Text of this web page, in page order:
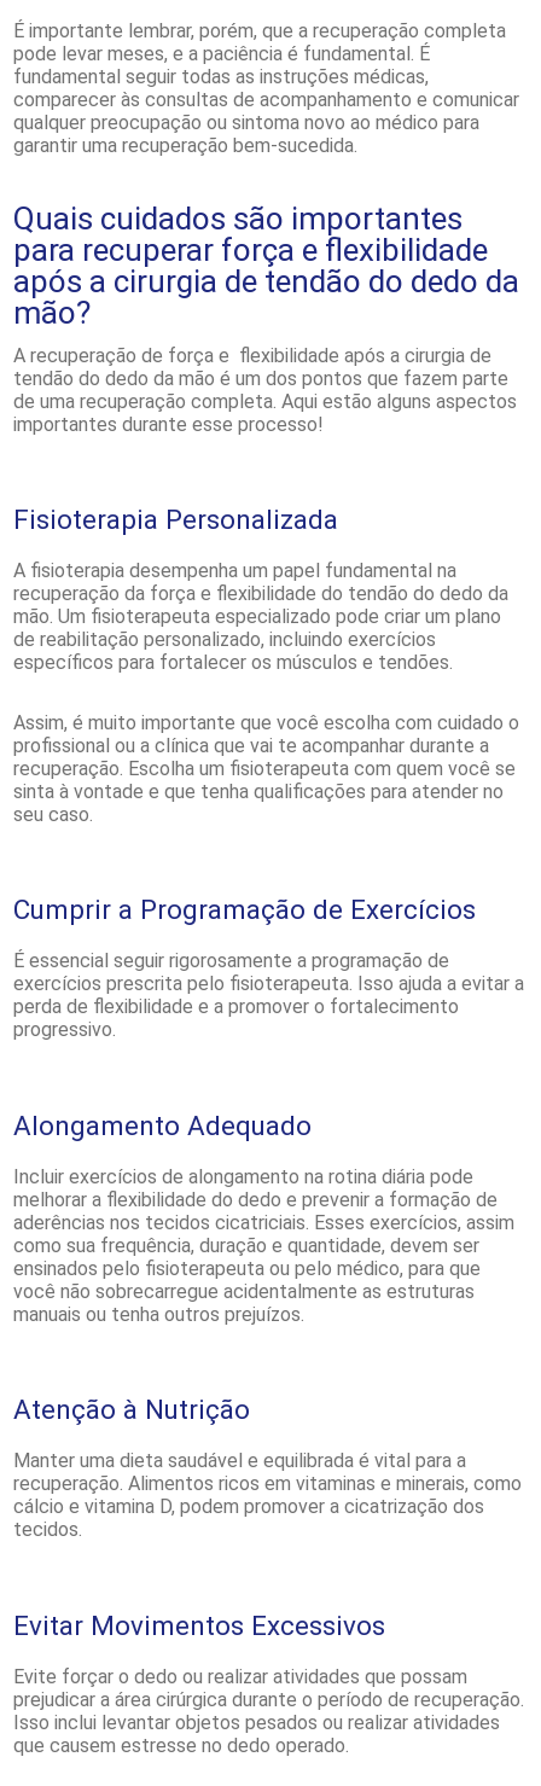
É importante lembrar, porém, que a recuperação completa
pode levar meses, e a paciência é fundamental. É
fundamental seguir todas as instruções médicas,
comparecer às consultas de acompanhamento e comunicar
qualquer preocupação ou sintoma novo ao médico para
garantir uma recuperação bem-sucedida.
Quais cuidados são importantes
para recuperar força e flexibilidade
após a cirurgia de tendão do dedo da
mão?
A recuperação de força e flexibilidade após a cirurgia de
tendão do dedo da mão é um dos pontos que fazem parte
de uma recuperação completa. Aqui estão alguns aspectos
importantes durante esse processo!
Fisioterapia Personalizada
A fisioterapia desempenha um papel fundamental na
recuperação da força e flexibilidade do tendão do dedo da
mão. Um fisioterapeuta especializado pode criar um plano
de reabilitação personalizado, incluindo exercícios
específicos para fortalecer os músculos e tendões.
Assim, é muito importante que você escolha com cuidado o
profissional ou a clínica que vai te acompanhar durante a
recuperação. Escolha um fisioterapeuta com quem você se
sinta à vontade e que tenha qualificações para atender no
seu caso.
Cumprir a Programação de Exercícios
É essencial seguir rigorosamente a programação de
exercícios prescrita pelo fisioterapeuta. Isso ajuda a evitar a
perda de flexibilidade e a promover o fortalecimento
progressivo.
Alongamento Adequado
Incluir exercícios de alongamento na rotina diária pode
melhorar a flexibilidade do dedo e prevenir a formação de
aderências nos tecidos cicatriciais. Esses exercícios, assim
como sua frequência, duração e quantidade, devem ser
ensinados pelo fisioterapeuta ou pelo médico, para que
você não sobrecarregue acidentalmente as estruturas
manuais ou tenha outros prejuízos.
Atenção à Nutrição
Manter uma dieta saudável e equilibrada é vital para a
recuperação. Alimentos ricos em vitaminas e minerais, como
cálcio e vitamina D, podem promover a cicatrização dos
tecidos.
Evitar Movimentos Excessivos
Evite forçar o dedo ou realizar atividades que possam
prejudicar a área cirúrgica durante o período de recuperação.
Isso inclui levantar objetos pesados ou realizar atividades
que causem estresse no dedo operado.